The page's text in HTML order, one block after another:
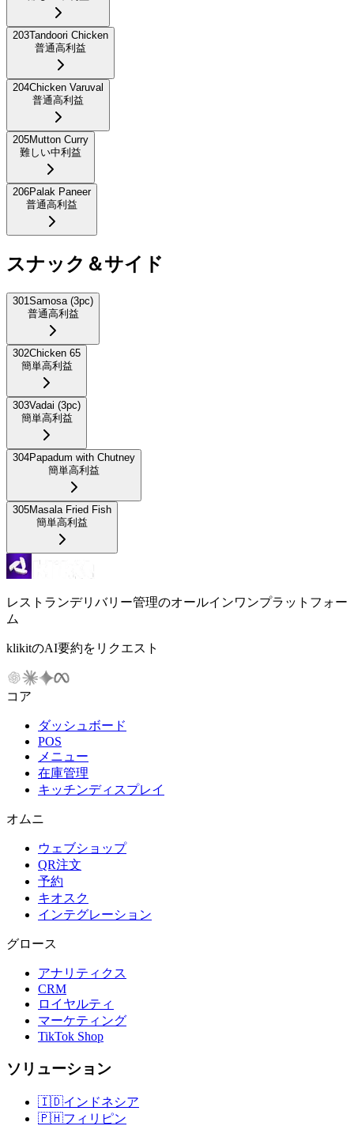
203Tandoori Chicken
普通高利益
204Chicken Varuval
普通高利益
205Mutton Curry
難しい中利益
206Palak Paneer
普通高利益
スナック＆サイド
301Samosa (3pc)
普通高利益
302Chicken 65
簡単高利益
303Vadai (3pc)
簡単高利益
304Papadum with Chutney
簡単高利益
305Masala Fried Fish
簡単高利益
レストランデリバリー管理のオールインワンプラットフォー
ム
klikitのAI要約をリクエスト
コア
ダッシュボード
POS
メニュー
在庫管理
キッチンディスプレイ
オムニ
ウェブショップ
QR注文
予約
キオスク
インテグレーション
グロース
アナリティクス
CRM
ロイヤルティ
マーケティング
TikTok Shop
ソリューション
🇮🇩インドネシア
🇵🇭フィリピン